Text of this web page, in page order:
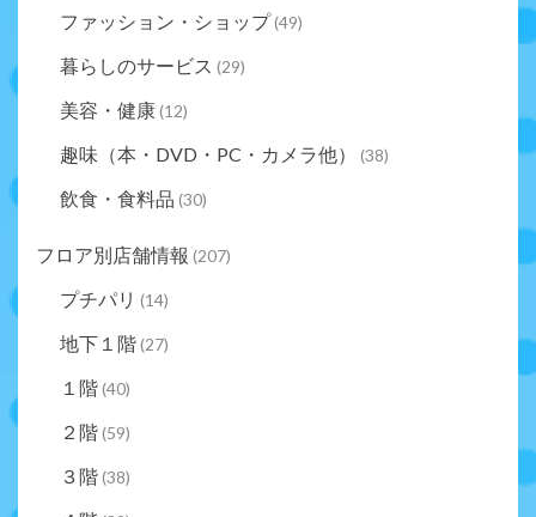
ファッション・ショップ(49)
暮らしのサービス (29)
美容・健康(12)
趣味（本・DVD・PC・カメラ他） (38)
飲食・食料品 (30)
フロア別店舗情報 (207)
プチパリ (14)
地下１階(27)
１階(40)
２階(59)
３階(38)